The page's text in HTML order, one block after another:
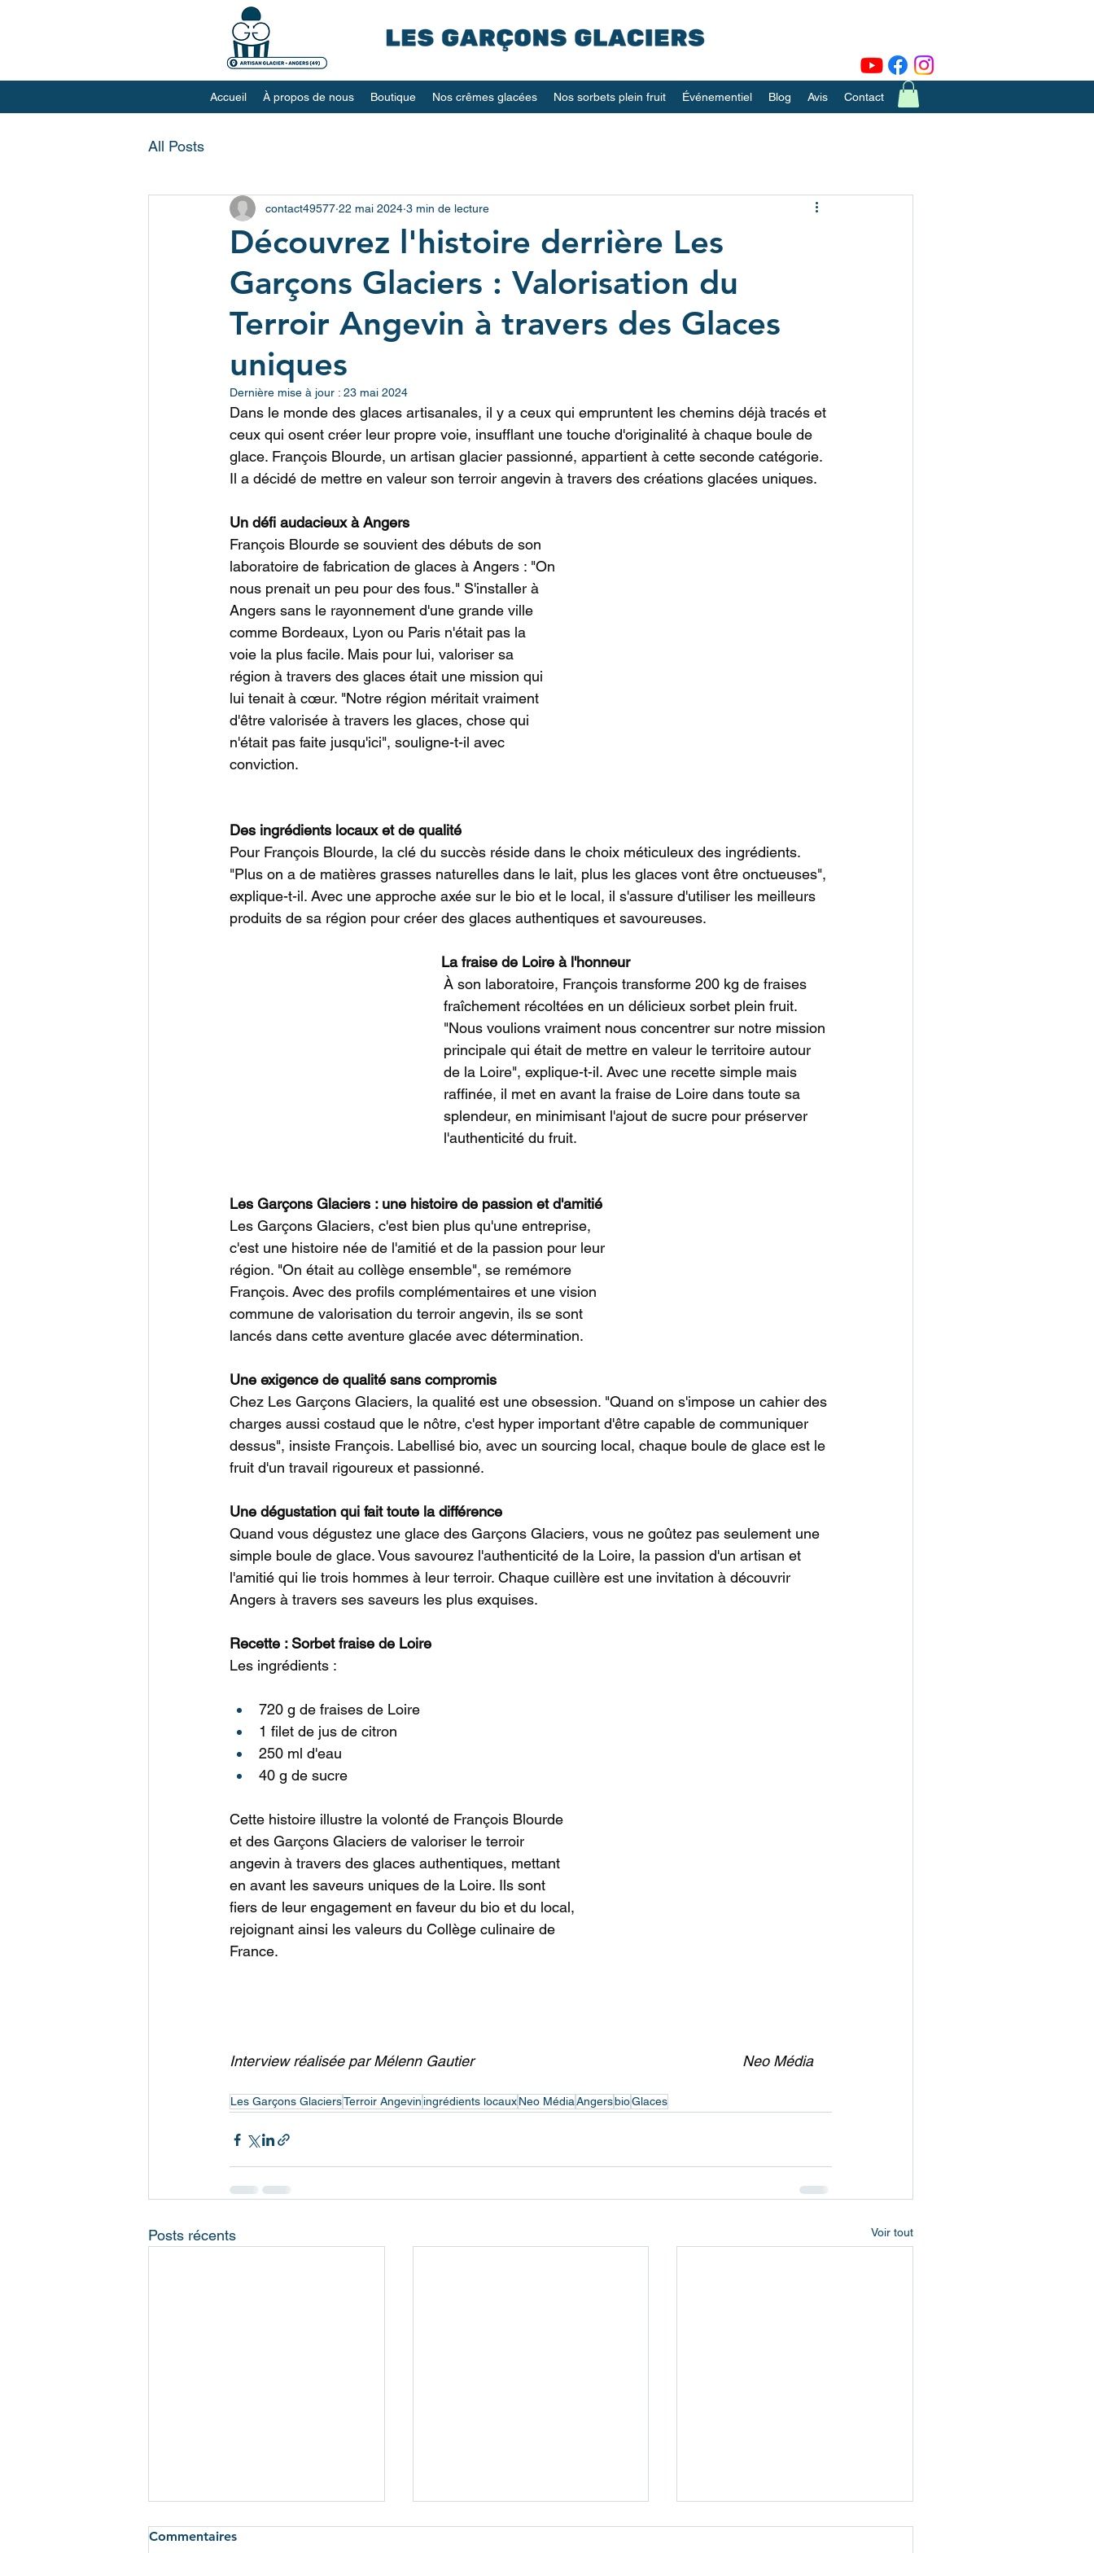
Accueil À propos de nous Boutique Nos crêmes glacées Nos sorbets plein fruit Événementiel Blog Avis Contact
All Posts
Découvrez l'histoire derrière Les
Garçons Glaciers : Valorisation du
Terroir Angevin à travers des Glaces
uniques
contact49577 22 mai 2024 3 min de lecture
Dernière mise à jour : 23 mai 2024
Dans le monde des glaces artisanales, il y a ceux qui empruntent les chemins déjà tracés et
ceux qui osent créer leur propre voie, insufflant une touche d'originalité à chaque boule de
glace. François Blourde, un artisan glacier passionné, appartient à cette seconde catégorie.
Il a décidé de mettre en valeur son terroir angevin à travers des créations glacées uniques.
Un défi audacieux à Angers
François Blourde se souvient des débuts de son
laboratoire de fabrication de glaces à Angers : "On
nous prenait un peu pour des fous." S'installer à
Angers sans le rayonnement d'une grande ville
comme Bordeaux, Lyon ou Paris n'était pas la
voie la plus facile. Mais pour lui, valoriser sa
région à travers des glaces était une mission qui
lui tenait à cœur. "Notre région méritait vraiment
d'être valorisée à travers les glaces, chose qui
n'était pas faite jusqu'ici", souligne-t-il avec
conviction.
Des ingrédients locaux et de qualité
Pour François Blourde, la clé du succès réside dans le choix méticuleux des ingrédients.
"Plus on a de matières grasses naturelles dans le lait, plus les glaces vont être onctueuses",
explique-t-il. Avec une approche axée sur le bio et le local, il s'assure d'utiliser les meilleurs
produits de sa région pour créer des glaces authentiques et savoureuses.
La fraise de Loire à l'honneur
À son laboratoire, François transforme 200 kg de fraises
fraîchement récoltées en un délicieux sorbet plein fruit.
"Nous voulions vraiment nous concentrer sur notre mission
principale qui était de mettre en valeur le territoire autour
de la Loire", explique-t-il. Avec une recette simple mais
raffinée, il met en avant la fraise de Loire dans toute sa
splendeur, en minimisant l'ajout de sucre pour préserver
l'authenticité du fruit.
Les Garçons Glaciers : une histoire de passion et d'amitié
Les Garçons Glaciers, c'est bien plus qu'une entreprise,
c'est une histoire née de l'amitié et de la passion pour leur
région. "On était au collège ensemble", se remémore
François. Avec des profils complémentaires et une vision
commune de valorisation du terroir angevin, ils se sont
lancés dans cette aventure glacée avec détermination.
Une exigence de qualité sans compromis
Chez Les Garçons Glaciers, la qualité est une obsession. "Quand on s'impose un cahier des
charges aussi costaud que le nôtre, c'est hyper important d'être capable de communiquer
dessus", insiste François. Labellisé bio, avec un sourcing local, chaque boule de glace est le
fruit d'un travail rigoureux et passionné.
Une dégustation qui fait toute la différence
Quand vous dégustez une glace des Garçons Glaciers, vous ne goûtez pas seulement une
simple boule de glace. Vous savourez l'authenticité de la Loire, la passion d'un artisan et
l'amitié qui lie trois hommes à leur terroir. Chaque cuillère est une invitation à découvrir
Angers à travers ses saveurs les plus exquises.
Recette : Sorbet fraise de Loire
Les ingrédients :
720 g de fraises de Loire
1 filet de jus de citron
250 ml d'eau
40 g de sucre
Cette histoire illustre la volonté de François Blourde
et des Garçons Glaciers de valoriser le terroir
angevin à travers des glaces authentiques, mettant
en avant les saveurs uniques de la Loire. Ils sont
fiers de leur engagement en faveur du bio et du local,
rejoignant ainsi les valeurs du Collège culinaire de
France.
Interview réalisée par Mélenn Gautier                                                                  Neo Média
Les Garçons GlaciersTerroir Angevin ingrédients locauxNeo MédiaAngersbioGlaces
Posts récents Voir tout
Commentaires